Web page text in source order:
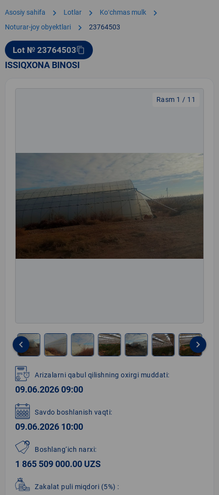
Asosiy sahifa chevron_right Lotlar chevron_right Koʻchmas mulk chevron_right
Noturar-joy obyektlari chevron_right 23764503
Lot № 23764503content_copy
ISSIQXONA BINOSI
Rasm 1 / 11
1
of
11
keyboard_arrow_left keyboard_arrow_right
Arizalarni qabul qilishning oxirgi muddati:
09.06.2026 09:00
Savdo boshlanish vaqti:
09.06.2026 10:00
Boshlang‘ich narxi:
1 865 509 000.00 UZS
Zakalat puli miqdori (5%) :